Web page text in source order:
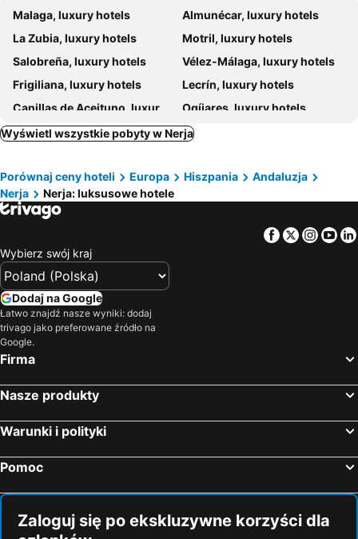
Malaga, luxury hotels
Almunécar, luxury hotels
La Zubia, luxury hotels
Motril, luxury hotels
Salobreña, luxury hotels
Vélez-Málaga, luxury hotels
Frigiliana, luxury hotels
Lecrín, luxury hotels
Canillas de Aceituno, luxury hotels
Ogíjares, luxury hotels
Vegas del Genil, luxury hotels Colmenar, luxury hotels
El Borge, luxury hotels
Alhendín, luxury hotels
Canillas de Albaida, luxury hotels
Alhama de Granada, luxury hotels
Torrox Costa, luxury hotels
Wyświetl wszystkie pobyty w Nerja
Porównaj ceny hoteli Europa Hiszpania
Andaluzja
Nerja
Nerja: luksusowe hotele
Facebook
Twitter
Wybierz swój kraj
Dodaj na Google
Łatwo znajdź nasze wyniki: dodaj
trivago jako preferowane źródło na
Google.
Firma
Nasze produkty
Warunki i polityki
Pomoc
Zaloguj się po ekskluzywne korzyści dla